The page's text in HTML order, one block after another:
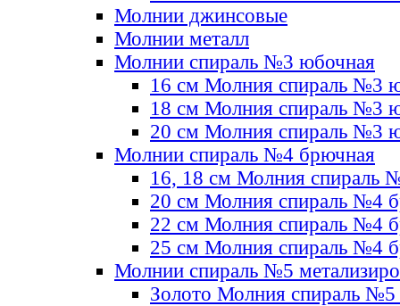
Молнии джинсовые
Молнии металл
Молнии спираль №3 юбочная
16 см Молния спираль №3
18 см Молния спираль №3
20 см Молния спираль №3
Молнии спираль №4 брючная
16, 18 см Молния спираль
20 см Молния спираль №4
22 см Молния спираль №4
25 см Молния спираль №4
Молнии спираль №5
Золото Молния спираль №5